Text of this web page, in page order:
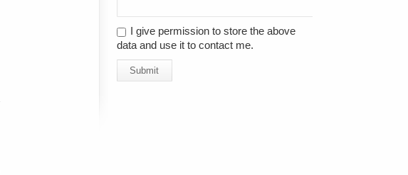
I give permission to store the above
data and use it to contact me.
Submit